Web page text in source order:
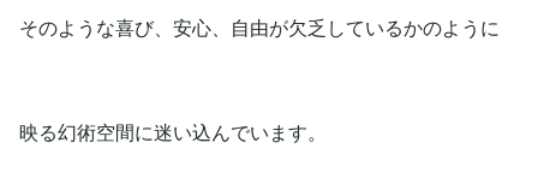
そのような喜び、安心、自由が欠乏しているかのように
映る幻術空間に迷い込んでいます。